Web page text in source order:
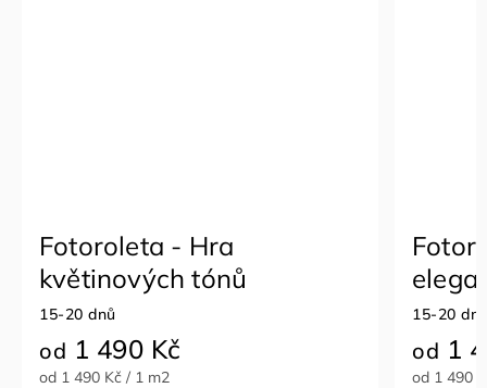
Fotoroleta - Hra
květinových tónů
15-20 dnů
od 1 490 Kč
od 1 490 Kč / 1 m2
15-20
od 1
od 1 490